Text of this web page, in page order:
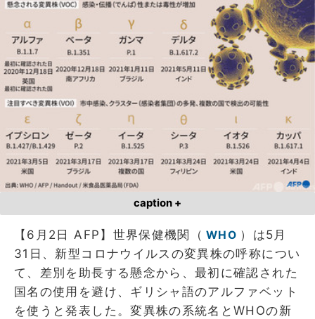
caption +
【6月2日 AFP】世界保健機関（ WHO ）は5月
31日、 新型コロナウイルスの変異株の呼称につい
て、差別を助長する懸念から、最初に確認された
国名の使用を避け、ギリシャ語のアルファベット
を使うと発表した。変異株の系統名とWHOの新